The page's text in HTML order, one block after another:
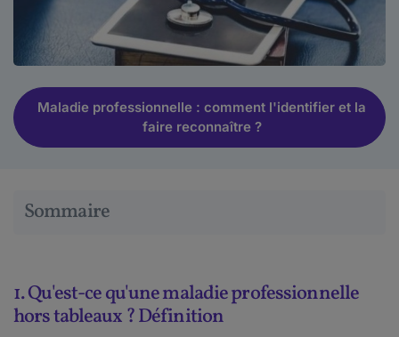
Maladie professionnelle : comment l'identifier et la
faire reconnaître ?
Sommaire
1. Qu'est-ce qu'une maladie professionnelle
hors tableaux ? Définition